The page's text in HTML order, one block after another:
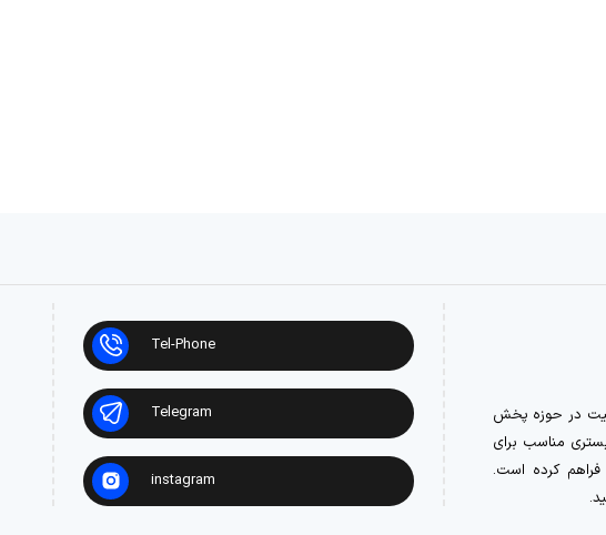
کاظمینی پس از 32 سال فعالیت در حوزه پخش
مناسب برای
فراهم کرده است.
Tel-Phone
Telegram
instagram